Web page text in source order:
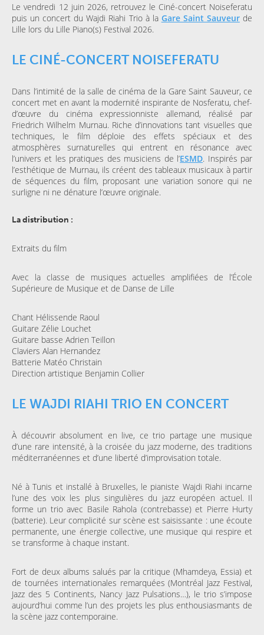
Le vendredi 12 juin 2026, retrouvez le Ciné-concert Noiseferatu
puis un concert du Wajdi Riahi Trio à la Gare Saint Sauveurde
Lille lors du Lille Piano(s) Festival 2026.
LE CINÉ-CONCERT NOISEFERATU
Dans l’intimité de la salle de cinéma de la Gare Saint Sauveur, ce
concert met en avant la modernité inspirante de Nosferatu, chef-
d’œuvre du cinéma expressionniste allemand, réalisé par
Friedrich Wilhelm Murnau. Riche d’innovations tant visuelles que
techniques, le film déploie des effets spéciaux et des
atmosphères surnaturelles qui entrent en résonance avec
l’univers et les pratiques des musiciens de l’ESMD. Inspirés par
l’esthétique de Murnau, ils créent des tableaux musicaux à partir
de séquences du film, proposant une variation sonore qui ne
surligne ni ne dénature l’œuvre originale.
La distribution :
Extraits du film
Avec la classe de musiques actuelles amplifiées de l’École
Supérieure de Musique et de Danse de Lille
Chant Hélissende Raoul
Guitare Zélie Louchet
Guitare basse Adrien Teillon
Claviers Alan Hernandez
Batterie Matéo Christain
Direction artistique Benjamin Collier
LE WAJDI RIAHI TRIO EN CONCERT
À découvrir absolument en live, ce trio partage une musique
d’une rare intensité, à la croisée du jazz moderne, des traditions
méditerranéennes et d’une liberté d’improvisation totale.
Né à Tunis et installé à Bruxelles, le pianiste Wajdi Riahi incarne
l’une des voix les plus singulières du jazz européen actuel. Il
forme un trio avec Basile Rahola (contrebasse) et Pierre Hurty
(batterie). Leur complicité sur scène est saisissante : une écoute
permanente, une énergie collective, une musique qui respire et
se transforme à chaque instant.
Fort de deux albums salués par la critique (Mhamdeya, Essia) et
de tournées internationales remarquées (Montréal Jazz Festival,
Jazz des 5 Continents, Nancy Jazz Pulsations…), le trio s’impose
aujourd’hui comme l’un des projets les plus enthousiasmants de
la scène jazz contemporaine.